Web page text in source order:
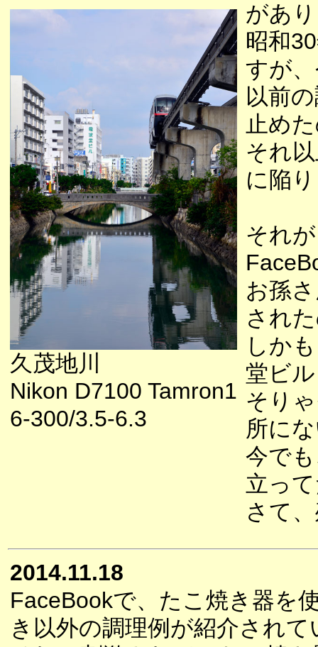
久茂地川
Nikon D7100 Tamron1
6-300/3.5-6.3
があ
昭和
すが
以前
止め
それ
に陥
それ
お孫
され
しか
堂ビ
そり
所に
今で
立っ
さて
2014.11.18
FaceBookで、たこ焼き器を
き以外の調理例が紹介され